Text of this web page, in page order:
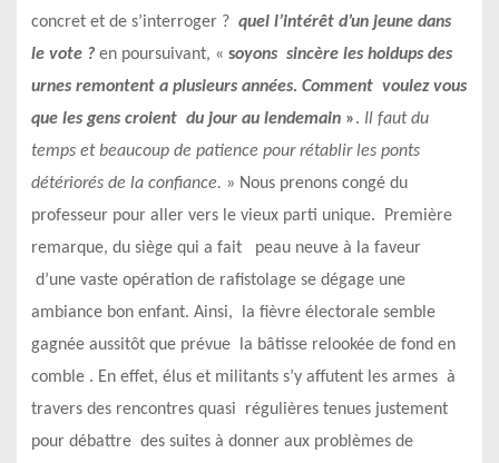
concret et de s’interroger ? quel l’intérêt d’un jeune dans
le vote ?en poursuivant, « soyons sincère les holdups des
urnes remontent a plusieurs années. Comment voulez vous
que les gens croient du jour au lendemain ». Il faut du
temps et beaucoup de patience pour rétablir les ponts
détériorés de la confiance. » Nous prenons congé du
professeur pour aller vers le vieux parti unique. Première
remarque, du siège qui a fait peau neuve à la faveur
d’une vaste opération de rafistolage se dégage une
ambiance bon enfant. Ainsi, la fièvre électorale semble
gagnée aussitôt que prévue la bâtisse relookée de fond en
comble . En effet, élus et militants s’y affutent les armes à
travers des rencontres quasi régulières tenues justement
pour débattre des suites à donner aux problèmes de